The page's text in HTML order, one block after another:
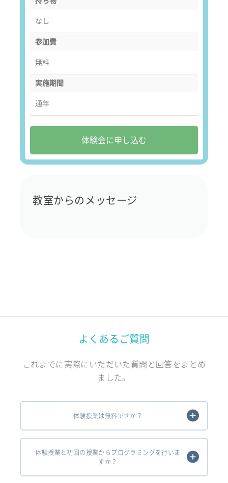
なし
参加費
無料
実施期間
通年
体験会に申し込む
教室からのメッセージ
よくあるご質問
これまでに実際にいただいた質問と回答をまとめ
ました。
体験授業は無料ですか？
体験授業と初回の授業からプログラミングを行いま
すか？